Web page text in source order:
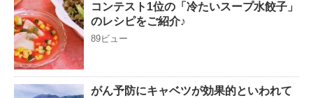
コンテスト1位の「冷たいスープ水餃子」
のレシピをご紹介♪
89ビュー
がん予防にキャベツが効果的といわれて